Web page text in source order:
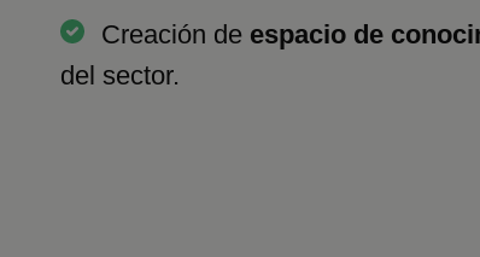
Creación de espacio de
del sector.